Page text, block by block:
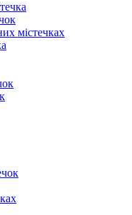
містечках